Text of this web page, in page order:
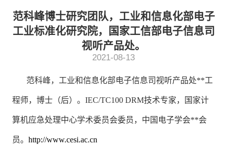
范科峰博士研究团队，工业和信息化部电子
工业标准化研究院，国家工信部电子信息司
视听产品处。
2021-08-13
范科峰，工业和信息化部电子信息司视听产品处**工
程师，博士（后）。IEC/TC100 DRM技术专家，国家计
算机应急处理中心学术委员会委员，中国电子学会**会
员。 http://www.cesi.ac.cn